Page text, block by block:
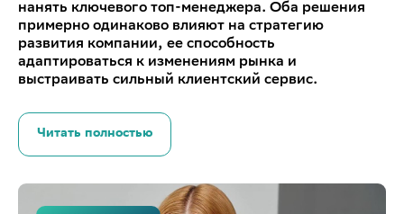
нанять ключевого топ-менеджера. Оба решения
примерно одинаково влияют на стратегию
развития компании, ее способность
адаптироваться к изменениям рынка и
выстраивать сильный клиентский сервис.
Читать полностью